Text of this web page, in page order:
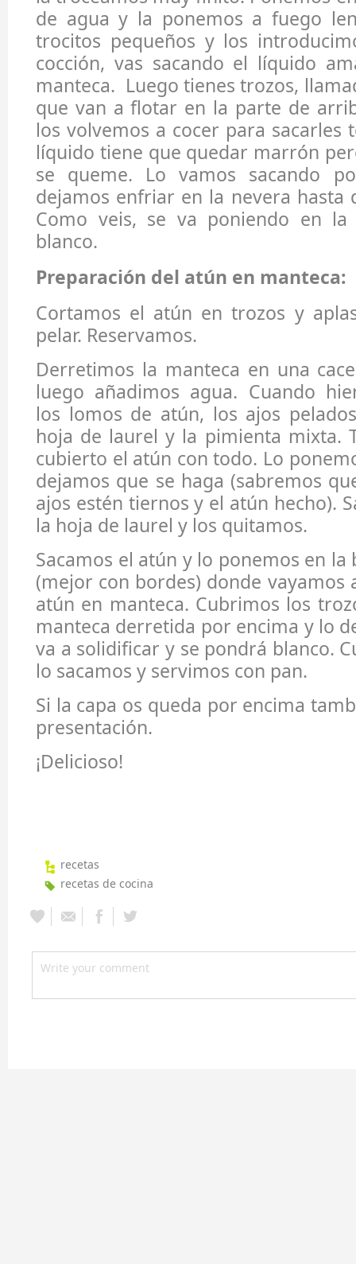
de agua y la ponemos a fuego
trocitos pequeños y los
cocción, vas sacando el líquido
manteca. Luego tienes trozos,
que van a flotar en la parte de
los volvemos a cocer para sacarles
líquido tiene que quedar marrón
se queme. Lo vamos sacando
dejamos enfriar en la nevera hasta
Como veis, se va poniendo en
blanco.
Preparación del atún en manteca:
Cortamos el atún en trozos y
pelar. Reservamos.
Derretimos la manteca en una
luego añadimos agua. Cuando
los lomos de atún, los ajos
hoja de laurel y la pimienta mixta.
cubierto el atún con todo. Lo
dejamos que se haga (sabremos
ajos estén tiernos y el atún hecho).
la hoja de laurel y los quitamos.
Sacamos el atún y lo ponemos en
(mejor con bordes) donde vayamos
atún en manteca. Cubrimos los
manteca derretida por encima y lo
va a solidificar y se pondrá blanco.
lo sacamos y servimos con pan.
Si la capa os queda por encima
presentación.
¡Delicioso!
recetas
recetas de cocina